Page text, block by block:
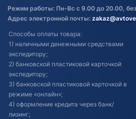
Режим работы: Пн-Вс с 9.00 до 20.00,
Адрес электронной почты:
Способы оплаты товара:
1) наличными денежными средствами
экспедитору;
2) банковской пластиковой карточкой
экспедитору;
3) банковской пластиковой карточкой в
режиме «онлайн»;
4) оформление кредита через банк/
лизинг;